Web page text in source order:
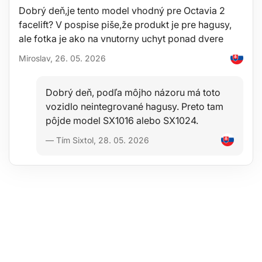
Na prevádzku tohto difuzéra nie je potrebná vatová tyčinka
Technické parametre:
Prevádzkové napätie: DC 24 V/0,6 A / 110-240 V 50/60 Hz
Rozmery: 16,5 x 17 x 17 cm
Odparovanie: 45-60 ml/hod
Dosah: 12-20 m2
Hlučnosť: 35 dB
Prevádzka difuzéra: 1H, 3H, 6H, ON - nepretržitá prevádzka
Farba: ružový lesk
Dobrý deň,je tento model vhodný pre Octavia 2
facelift? V pospise piše,že produkt je pre hagusy,
ale fotka je ako na vnutorny uchyt ponad dvere
Miroslav, 26. 05. 2026
Dobrý deň, podľa môjho názoru má toto
vozidlo neintegrované hagusy. Preto tam
pôjde model SX1016 alebo SX1024.
— Tím Sixtol, 28. 05. 2026